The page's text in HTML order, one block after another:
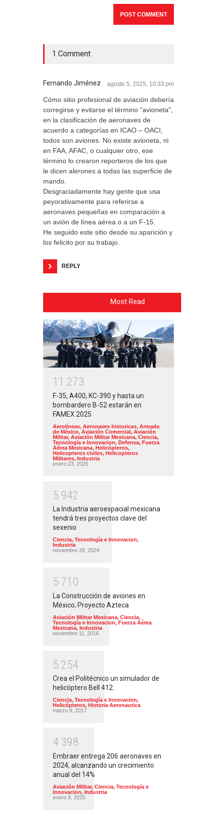
1 Comment
Fernando Jiménez agosto 5, 2025, 10:33 pm
Cómo sitio profesional de aviación debería
corregirse y evitarse el término "avioneta",
en la clasificación de aeronaves de
acuerdo a categorías en ICAO – OACI,
todos son aviones. No existe avioneta, ni
en FAA, AFAC, o cualquier otro, ese
término lo crearon reporteros de los que
le dicen alerones a todas las superficie de
mando.
Desgraciadamente hay gente que usa
peyorativamente para referirse a
aeronaves pequeñas en comparación a
un avión de línea aérea o a un F-15.
He seguido este sitio desde su aparición y
los felicito por su trabajo.
REPLY
Most Read
1 1 273
F-35, A400, KC-390 y hasta un
bombardero B-52 estarán en
FAMEX 2025
Aerolíneas, Aeronaves historicas, Armada
de México, Aviación Comercial, Aviación
Militar, Aviación Militar Mexicana, Ciencia,
Tecnología e Innovacion, Defensa, Fuerza
Aérea Mexicana, Helicópteros,
Helicopteros civiles, Helicopteros
Militares, Industria
enero 23, 2025
5 942
La Industria aeroespacial mexicana
tendrá tres proyectos clave del
sexenio
Ciencia, Tecnología e Innovacion,
Industria
noviembre 28, 2024
5 71 0
La Construcción de aviones en
México; Proyecto Azteca
Aviación Militar Mexicana, Ciencia,
Tecnología e Innovacion, Fuerza Aérea
Mexicana, Industria
noviembre 11, 2016
5 254
Crea el Politécnico un simulador de
helicóptero Bell 412.
Ciencia, Tecnología e Innovacion,
Helicópteros, Historia Aeronautica
marzo 9, 2017
4 398
Embraer entrega 206 aeronaves en
2024, alcanzando un crecimiento
anual del 14%
Aviación Militar, Ciencia, Tecnología e
Innovacion, Industria
enero 9, 2025